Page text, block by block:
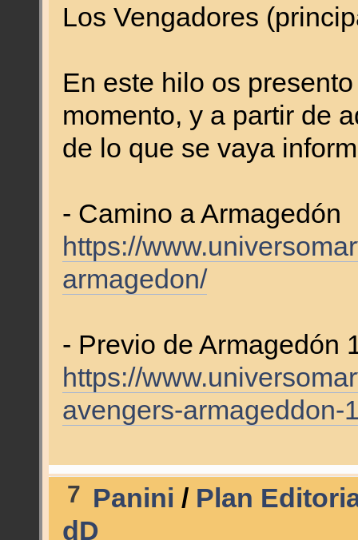
Los Vengadores
En este hilo os
momento, y a partir de
de lo que se vaya
- Camino a Armagedón
https://
armagedon/
- Previo de Armagedón
https://
avengers-armageddon-
7 Panini / Plan
dD